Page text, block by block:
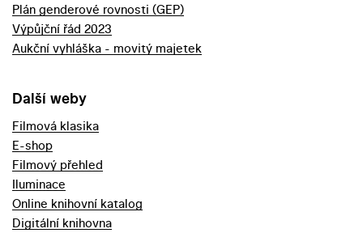
Plán genderové rovnosti (GEP)
Výpůjční řád 2023
Aukční vyhláška - movitý majetek
Další weby
Filmová klasika
E-shop
Filmový přehled
Iluminace
Online knihovní katalog
Digitální knihovna